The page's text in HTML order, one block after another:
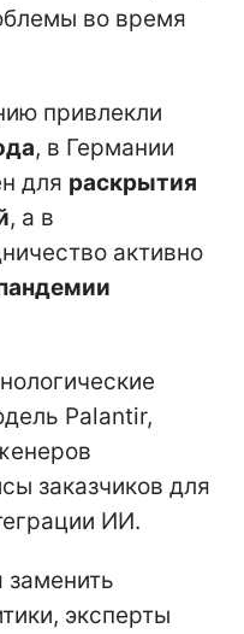
во время
привлекли
, в Германии
для раскрытия
, а в
активно
Palantir,
заказчиков для
ИИ.
заменить
эксперты